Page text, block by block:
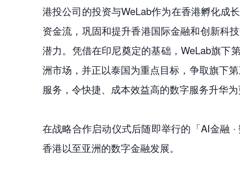
港投公司的投资与WeLab作为在香港孵化成
资金流，巩固和提升香港国际金融和创新科
潜力。凭借在印尼奠定的基础，WeLab旗下
洲市场，并正以泰国为重点目标，争取旗下
服务，令快捷、成本效益高的数字服务升华
在战略合作启动仪式后随即举行的「AI金融
香港以至亚洲的数字金融发展。